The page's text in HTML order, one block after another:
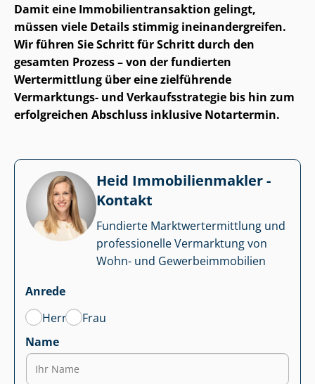
Damit eine Im­mo­bi­li­en­trans­ak­ti­on gelingt,
müssen viele Details stimmig in­ein­an­der­grei­fen.
Wir führen Sie Schritt für Schritt durch den
gesamten Prozess – von der fundierten
Wertermittlung über eine zielführende
Vermarktungs- und Ver­kaufs­stra­te­gie bis hin zum
erfolgreichen Abschluss inklusive Notartermin.
Heid Im­mo­bi­li­en­mak­ler -
Kontakt
Fundierte Markt­wert­ermitt­lung und
professionelle Vermarktung von
Wohn- und Ge­wer­be­im­mo­bi­li­en
Anrede
Herr
Frau
Name